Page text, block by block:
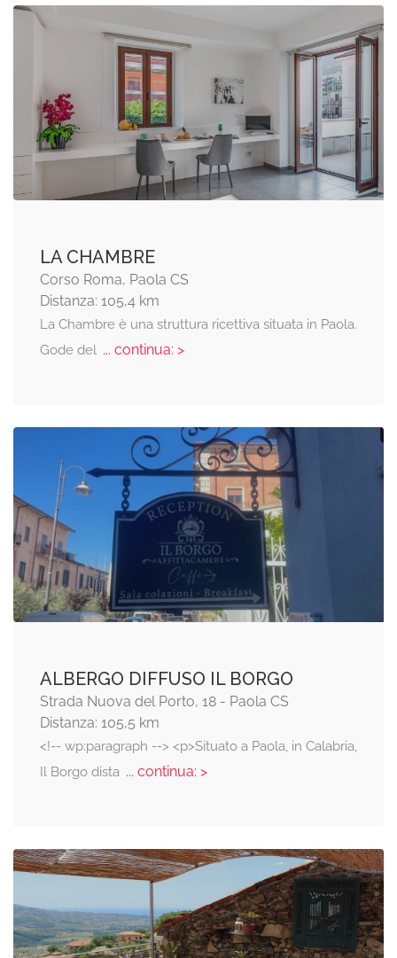
LA CHAMBRE
Corso Roma, Paola CS
Distanza: 105,4 km
La Chambre è una struttura ricettiva situata in Paola.
Gode del... continua: >
ALBERGO DIFFUSO IL BORGO
Strada Nuova del Porto, 18 - Paola CS
Distanza: 105,5 km
<!-- wp:paragraph --> <p>Situato a Paola, in Calabria,
Il Borgo dista... continua: >